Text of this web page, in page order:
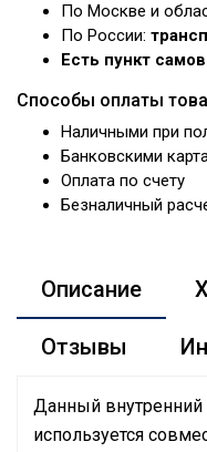
По Москве и
По России:
Есть пункт
Способы оплаты
Наличными при
Банковскими
Оплата по счету
Безналичный
Описание
Отзывы
Данный внутренний
используется